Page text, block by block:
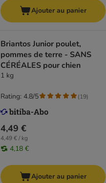
Ajouter au panier
Briantos Junior poulet,
pommes de terre - SANS
CÉRÉALES pour chien
1 kg
4,49 €
4,49 € / kg
4,18 €
Rating: 4.8/5 (19)
Ajouter au panier